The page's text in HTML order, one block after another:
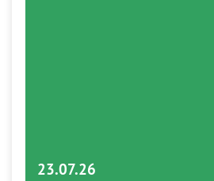
23.07.26